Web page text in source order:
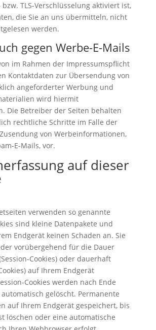
bzw. TLS-Verschlüsselung aktiviert ist,
die Sie an uns übermitteln, nicht
werden.
gegen Werbe-E-Mails
im Rahmen der Impressumspflicht
Kontaktdaten zur Übersendung von
angeforderter Werbung und
wird hiermit
Die Betreiber der Seiten behalten
rechtliche Schritte im Falle der
von Werbeinformationen,
E-Mails, vor.
auf dieser
verwenden so genannte
sind kleine Datenpakete und
Endgerät keinen Schaden an. Sie
vorübergehend für die Dauer
Cookies) oder dauerhaft
auf Ihrem Endgerät
Cookies werden nach Ende
gelöscht. Permanente
auf Ihrem Endgerät gespeichert, bis
löschen oder eine automatische